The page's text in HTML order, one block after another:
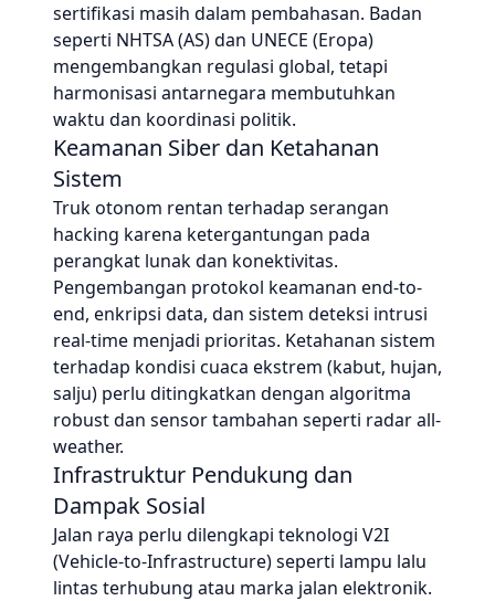
sertifikasi masih dalam pembahasan. Badan
seperti NHTSA (AS) dan UNECE (Eropa)
mengembangkan regulasi global, tetapi
harmonisasi antarnegara membutuhkan
waktu dan koordinasi politik.
Keamanan Siber dan Ketahanan
Sistem
Truk otonom rentan terhadap serangan
hacking karena ketergantungan pada
perangkat lunak dan konektivitas.
Pengembangan protokol keamanan end-to-
end, enkripsi data, dan sistem deteksi intrusi
real-time menjadi prioritas. Ketahanan sistem
terhadap kondisi cuaca ekstrem (kabut, hujan,
salju) perlu ditingkatkan dengan algoritma
robust dan sensor tambahan seperti radar all-
weather.
Infrastruktur Pendukung dan
Dampak Sosial
Jalan raya perlu dilengkapi teknologi V2I
(Vehicle-to-Infrastructure) seperti lampu lalu
lintas terhubung atau marka jalan elektronik.